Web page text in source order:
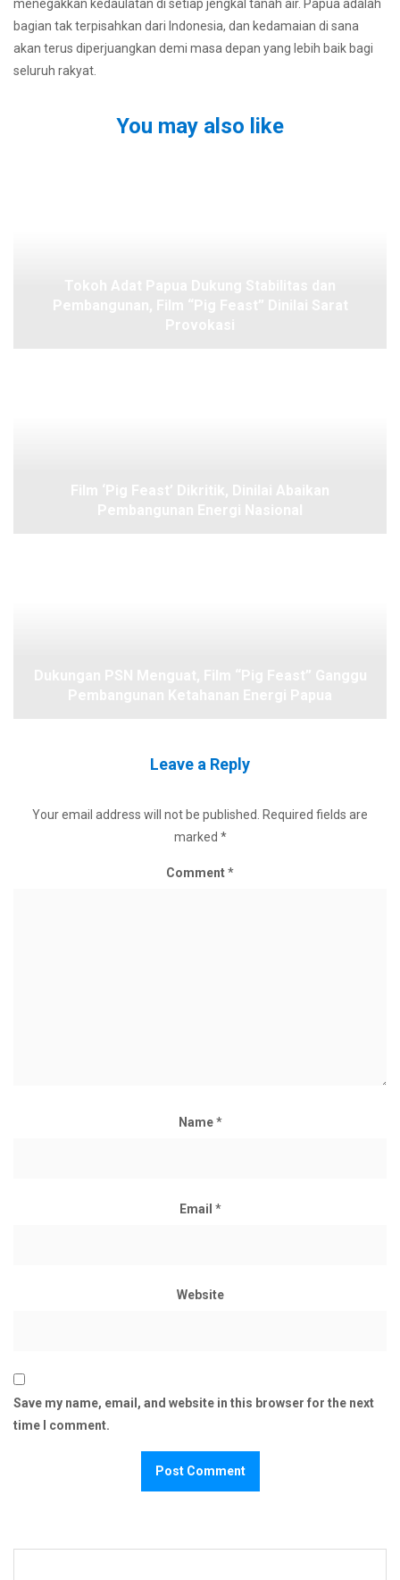
menegakkan kedaulatan di setiap jengkal tanah air. Papua adalah
bagian tak terpisahkan dari Indonesia, dan kedamaian di sana
akan terus diperjuangkan demi masa depan yang lebih baik bagi
seluruh rakyat.
You may also like
Leave a Reply
Your email address will not be published.
Required fields are
marked *
Comment*
Name*
Email *
Website
Save my name, email, and website in this browser for the next
time I comment.